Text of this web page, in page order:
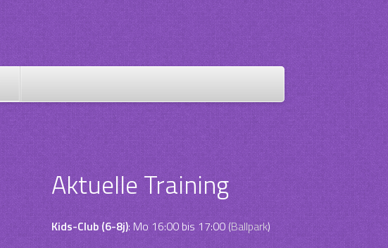
Aktuelle Training
Kids-Club (6-8j): Mo 16:00 bis 17:00 (Ballpark)